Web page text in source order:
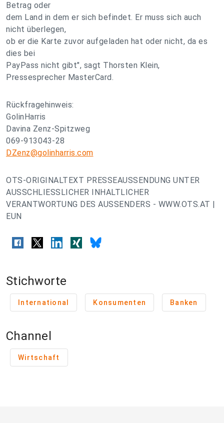
Betrag oder
dem Land in dem er sich befindet. Er muss sich auch
nicht überlegen,
ob er die Karte zuvor aufgeladen hat oder nicht, da es
dies bei
PayPass nicht gibt", sagt Thorsten Klein,
Pressesprecher MasterCard.
Rückfragehinweis:
GolinHarris
Davina Zenz-Spitzweg
069-913043-28
DZenz@golinharris.com
OTS-ORIGINALTEXT PRESSEAUSSENDUNG UNTER
AUSSCHLIESSLICHER INHALTLICHER
VERANTWORTUNG DES AUSSENDERS - WWW.OTS.AT |
EUN
Stichworte
International Konsumenten Banken
Channel
Wirtschaft